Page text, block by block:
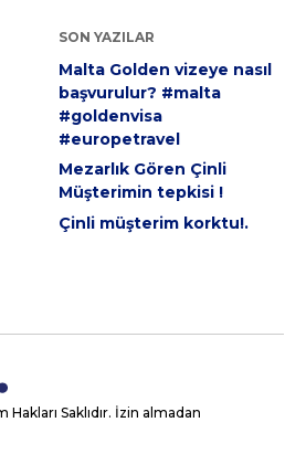
SON YAZILAR
Malta Golden vizeye nasıl
başvurulur? #malta
#goldenvisa
#europetravel
Mezarlık Gören Çinli
Müşterimin tepkisi !
Çinli müşterim korktu!.
Saklıdır. İzin almadan